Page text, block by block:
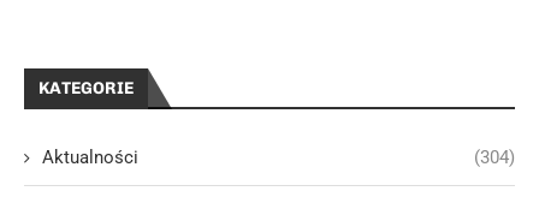
KATEGORIE
Aktualności (304)